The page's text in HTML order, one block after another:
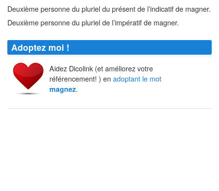
Deuxième personne du pluriel du présent de l’indicatif de magner.
Deuxième personne du pluriel de l’impératif de magner.
Adoptez moi !
Aidez Dicolink (et améliorez votre
référencement! ) en adoptant le mot
magnez.